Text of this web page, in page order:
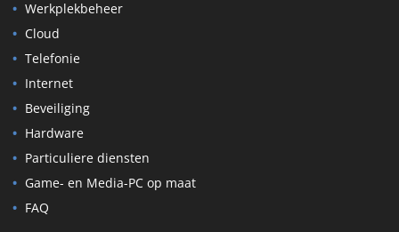
Werkplekbeheer
Cloud
Telefonie
Internet
Beveiliging
Hardware
Particuliere diensten
Game- en Media-PC op maat
FAQ